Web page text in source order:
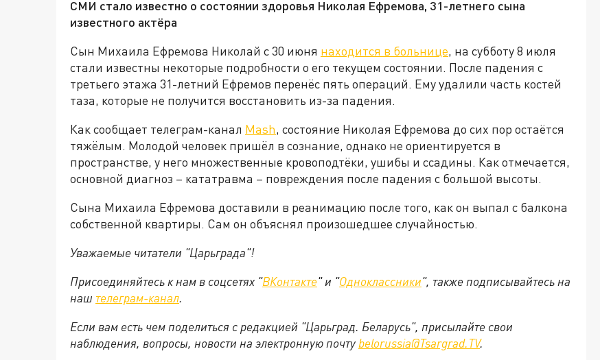
СМИ стало известно о состоянии здоровья Николая Ефремова, 31-летнего сына
известного актёра
Сын Михаила Ефремова Николай с 30 июня находится в больнице, на субботу 8 июля
стали известны некоторые подробности о его текущем состоянии. После падения с
третьего этажа 31-летний Ефремов перенёс пять операций. Ему удалили часть костей
таза, которые не получится восстановить из-за падения.
Как сообщает телеграм-канал Mash, состояние Николая Ефремова до сих пор остаётся
тяжёлым. Молодой человек пришёл в сознание, однако не ориентируется в
пространстве, у него множественные кровоподтёки, ушибы и ссадины. Как отмечается,
основной диагноз – кататравма – повреждения после падения с большой высоты.
Сына Михаила Ефремова доставили в реанимацию после того, как он выпал с балкона
собственной квартиры. Сам он объяснял произошедшее случайностью.
Уважаемые читатели "Царьграда"!
Присоединяйтесь к нам в соцсетях "ВКонтакте" и "Одноклассники", также подписывайтесь на
наш телеграм-канал.
Если вам есть чем поделиться с редакцией "Царьград. Беларусь", присылайте свои
наблюдения, вопросы, новости на электронную почту belorussia@Tsargrad.TV.